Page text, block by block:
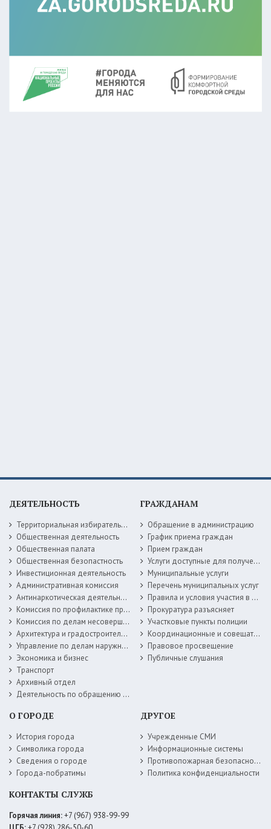
ДЕЯТЕЛЬНОСТЬ
Территориальная избирательная комиссия
Общественная деятельность
Общественная палата
Общественная безопастность
Инвестиционная деятельность
Административная комиссия
Антинаркотическая деятельность
Комиссия по профилактике правонарушений
Комиссия по делам несовершеннолетних
Архитектура и градостроительство
Управление по делам наружной рекламы
Экономика и бизнес
Транспорт
Архивный отдел
Деятельность по обращению с животными без владельцев
ГРАЖДАНАМ
Обращение в администрацию
График приема граждан
Прием граждан
Услуги доступные для получения в электронной форме
Муниципальные услуги
Перечень муниципальных услуг
Правила и условия участия в жилищных программах
Прокуратура разъясняет
Участковые пункты полиции
Координационные и совещательные органы
Правовое просвещение
Публичные слушания
О ГОРОДЕ
История города
Символика города
Сведения о городе
Города-побратимы
ДРУГОЕ
Учрежденные СМИ
Информационные системы
Противопожарная безопасность
Политика конфиденциальности
КОНТАКТЫ СЛУЖБ
Горячая линия:+7 (967) 938-99-99